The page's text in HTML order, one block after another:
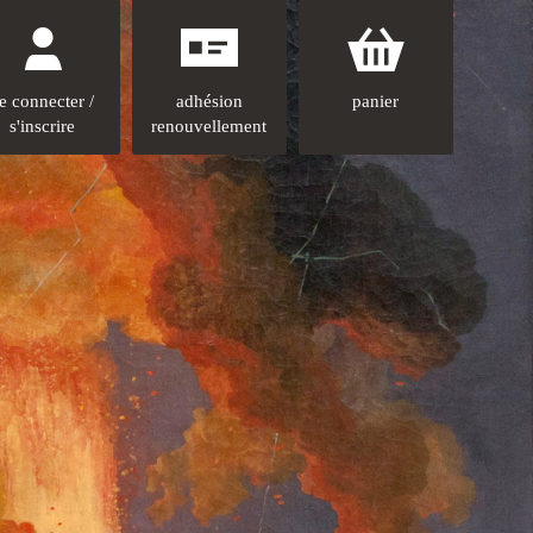
connecter /
s'inscrire
adhésion
renouvellement
panier